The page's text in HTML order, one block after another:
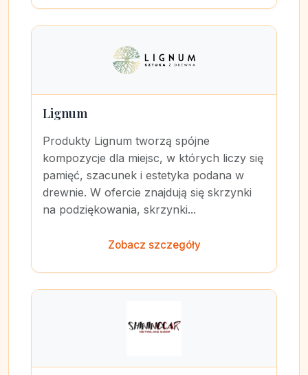
Lignum
Produkty Lignum tworzą spójne
kompozycje dla miejsc, w których liczy się
pamięć, szacunek i estetyka podana w
drewnie. W ofercie znajdują się skrzynki
na podziękowania, skrzynki...
Zobacz szczegóły